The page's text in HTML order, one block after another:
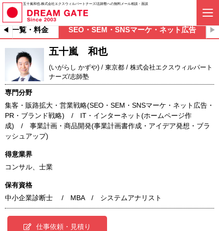
五十嵐和也-株式会社エクスウィルパートナーズ/志師塾への無料メール相談・面談
ス一覧・料金 SEO・SEM・SNSマーケ・ネット広告
五十嵐 和也
(いがらし かずや) / 東京都 / 株式会社エクスウィルパート
ナーズ/志師塾
専門分野
集客・販路拡大・営業戦略(SEO・SEM・SNSマーケ・ネット広告・
PR・ブランド戦略) / IT・インターネット(ホームページ作
成) / 事業計画・商品開発(事業計画書作成・アイデア発想・ブラ
ッシュアップ)
得意業界
コンサル、士業
保有資格
中小企業診断士 / MBA / システムアナリスト
仕事依頼・見積り